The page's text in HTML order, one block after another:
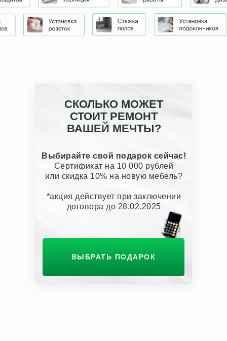
СКОЛЬКО МОЖЕТ
СТОИТ РЕМОНТ
ВАШЕЙ МЕЧТЫ?
Выбирайте свой подарок сейчас!
Сертификат на 10 000 рублей
или скидка 10% на новую мебель?
*акция действует при заключении
договора до 28.02.2025
ВЫБРАТЬ ПОДАРОК